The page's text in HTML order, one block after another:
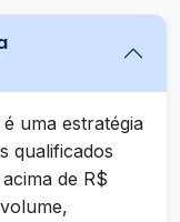
uma estratégia
qualificados
de R$